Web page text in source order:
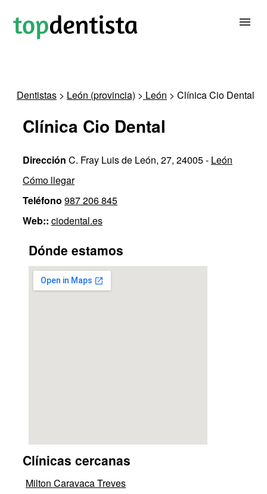
Dentistas > León (provincia) > León > Clínica Cio Dental
Clínica Cio Dental
Dirección C. Fray Luis de León, 27, 24005 - León
Cómo llegar
Teléfono 987 206 845
Web:: ciodental.es
Dónde estamos
Clínicas cercanas
Milton Caravaca Treves